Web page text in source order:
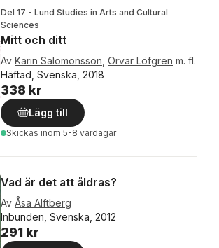
Del 17 - Lund Studies in Arts and Cultural
Sciences
Mitt och ditt
Av Karin Salomonsson Orvar Löfgren m. fl.
Häftad, Svenska, 2018
338 kr
Lägg till
Skickas inom 5-8 vardagar
Vad är det att åldras?
Av Åsa Alftberg
Inbunden, Svenska, 2012
291 kr